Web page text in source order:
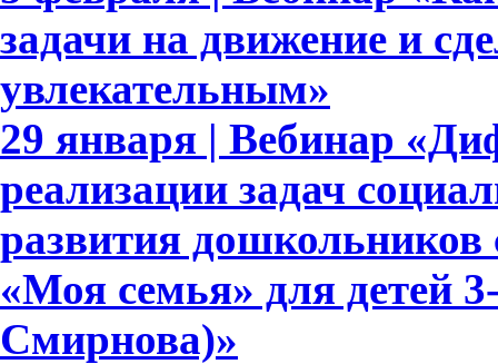
задачи на движение и
увлекательным»
29 января | Вебинар
реализации задач
развития
«Моя семья» для детей
Смирнова)»